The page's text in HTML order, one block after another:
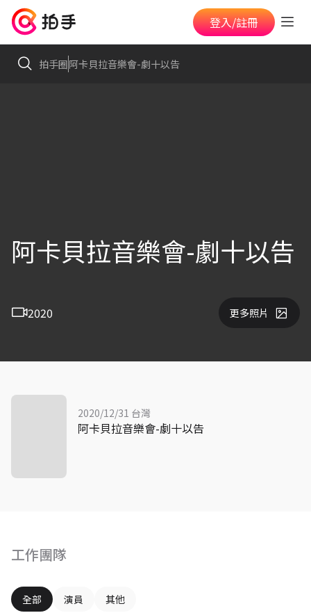
登入/註冊
拍手圈阿卡貝拉音樂會-劇十以告
阿卡貝拉音樂會-劇十以告
2020 更多照片
工作團隊
全部 演員 其他
2020/12/31 台灣
阿卡貝拉音樂會-劇十以告